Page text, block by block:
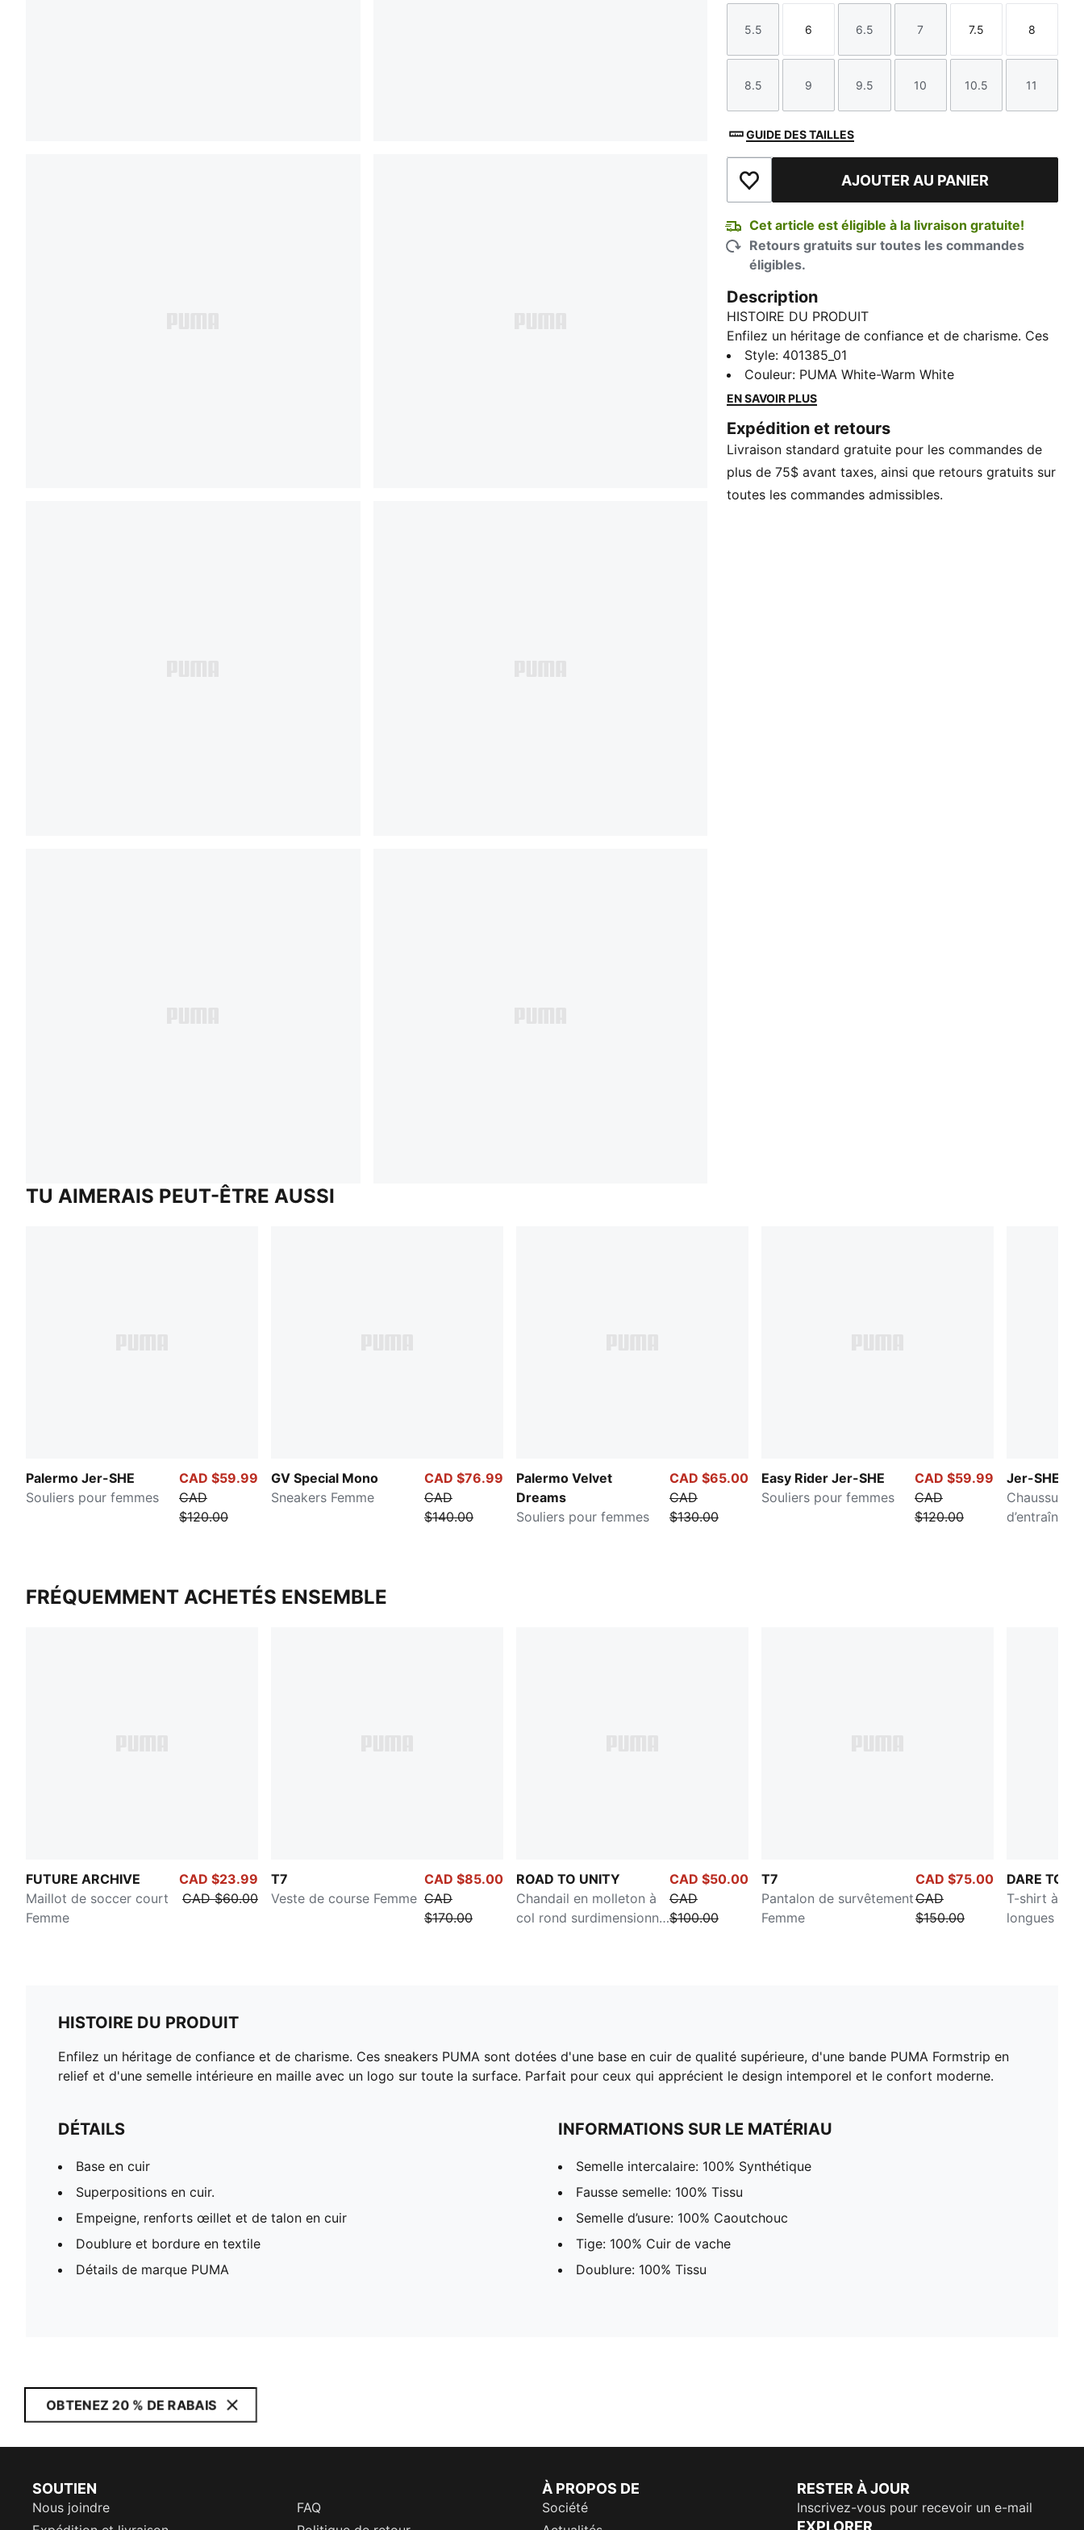
Taille
5.5
Taille
6
Taille
6.5
Taille
7
Taille
7.5
Taille
8
Taille
8.5
Taille
9
Taille
9.5
Taille
10
Taille
10.5
Taille
11
GUIDE DES TAILLES
Ajouter à la liste de souhaits
AJOUTER AU PANIER
Cet article est éligible à la livraison gratuite!
Retours gratuits sur toutes les commandes
éligibles.
Description
HISTOIRE DU PRODUIT
Enfilez un héritage de confiance et de charisme. Ces
sneakers PUMA sont dotées d'une base en cuir de
qualité supérieure, d'une bande PUMA Formstrip en
relief et d'une semelle intérieure en maille avec un
apprécient le design intemporel et le confort
moderne.
DÉTAILS
Base en cuir
Style: 401385_01
Couleur: PUMA White-Warm White
EN SAVOIR PLUS
Expédition et retours
Livraison standard gratuite pour les commandes de
plus de 75$ avant taxes, ainsi que retours gratuits sur
toutes les commandes admissibles.
TU AIMERAIS PEUT-ÊTRE AUSSI
Palermo Jer-SHE
Souliers pour femmes
CAD $59.99
CAD
$120.00
GV Special Mono
Sneakers Femme
CAD $76.99
CAD
$140.00
Palermo Velvet
Dreams
Souliers pour femmes
CAD $65.00
CAD
$130.00
Easy Rider Jer-SHE
Souliers pour femmes
CAD $59.99
CAD
$120.00
Jer-SHE
Chaussures
FRÉQUEMMENT ACHETÉS ENSEMBLE
FUTURE ARCHIVE
Maillot de soccer court
Femme
CAD $23.99
CAD $60.00
T7
Veste de course Femme
CAD $85.00
CAD
$170.00
ROAD TO UNITY
Chandail en molleton à
col rond surdimensionné
CAD $50.00
CAD
$100.00
T7
Pantalon de survêtement
Femme
CAD $75.00
CAD
$150.00
DARE TO
T-shirt à
longues
HISTOIRE DU PRODUIT
Enfilez un héritage de confiance et de charisme. Ces sneakers PUMA sont dotées d'une base en cuir de qualité supérieure, d'une bande PUMA Formstrip en
relief et d'une semelle intérieure en maille avec un logo sur toute la surface. Parfait pour ceux qui apprécient le design intemporel et le confort moderne.
DÉTAILS
Base en cuir
Superpositions en cuir.
Empeigne, renforts œillet et de talon en cuir
Doublure et bordure en textile
Détails de marque PUMA
INFORMATIONS SUR LE MATÉRIAU
Semelle intercalaire: 100% Synthétique
Fausse semelle: 100% Tissu
Semelle d’usure: 100% Caoutchouc
Tige: 100% Cuir de vache
Doublure: 100% Tissu
OBTENEZ 20 % DE RABAIS
SOUTIEN
Nous joindre
FAQ
À PROPOS DE
Société
RESTER À JOUR
Inscrivez-vous pour recevoir un e-mail
EXPLORER